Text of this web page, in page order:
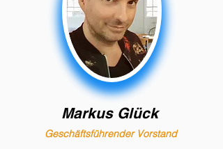
Markus Glück
Geschäftsführender Vorstand